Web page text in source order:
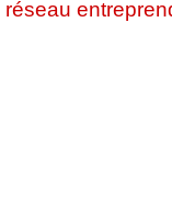
réseau